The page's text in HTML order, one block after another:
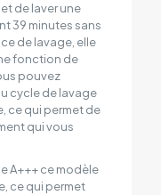
de laver une
39 minutes sans
de lavage, elle
fonction de
pouvez
cycle de lavage
ce qui permet de
qui vous
A+++ ce modèle
ce qui permet